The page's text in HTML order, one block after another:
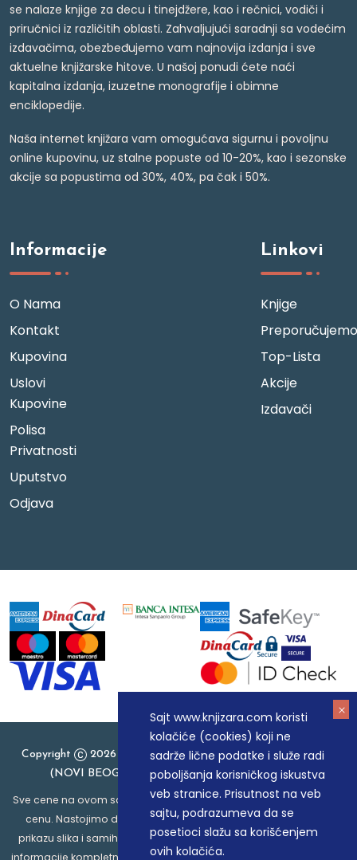
Sajt www.knjizara.com koristi
kolačiće (cookies) koji ne
sadrže lične podatke i služe radi
poboljšanja korisničkog iskustva
veb stranice. Prisutnost na veb
sajtu, podrazumeva da se
posetioci slažu sa korišćenjem
ovih kolačića.
se nalaze knjige za decu i tinejdžere, kao i rečnici, vodiči i
priručnici iz različitih oblasti. Zahvaljujući saradnji sa vodećim
izdavačima, obezbeđujemo vam najnovija izdanja i sve
aktuelne knjižarske hitove. U našoj ponudi ćete naći
kapitalna izdanja, izuzetne monografije i obimne
enciklopedije.
Naša internet knjižara vam omogućava sigurnu i povoljnu
online kupovinu, uz stalne popuste od 10-20%, kao i sezonske
akcije sa popustima od 30%, 40%, pa čak i 50%.
Informacije
O Nama
Kontakt
Kupovina
Uslovi
Kupovine
Polisa
Privatnosti
Uputstvo
Odjava
Linkovi
Knjige
Preporučujemo
Top-Lista
Akcije
Izdavači
Copyright
2026 Knjizara.com - MAKART DOO BEOGRAD
(NOVI BEOGRAD), PIB: 105184104, MB: 20337524
Sve cene na ovom sajtu iskazane su u dinarima. PDV je uračunat u
cenu. Nastojimo da budemo što precizniji u opisu proizvoda,
prikazu slika i samih cena, ali ne možemo garantovati da su sve
informacije kompletne i bez grešaka. Svi artikli prikazani na sajtu su